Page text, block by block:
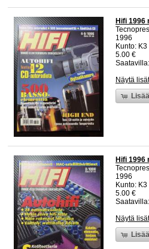
Hifi 1996
1996
Kunto:
5.00 €
Näytä
Hifi 1996
1996
Kunto:
5.00 €
Näytä